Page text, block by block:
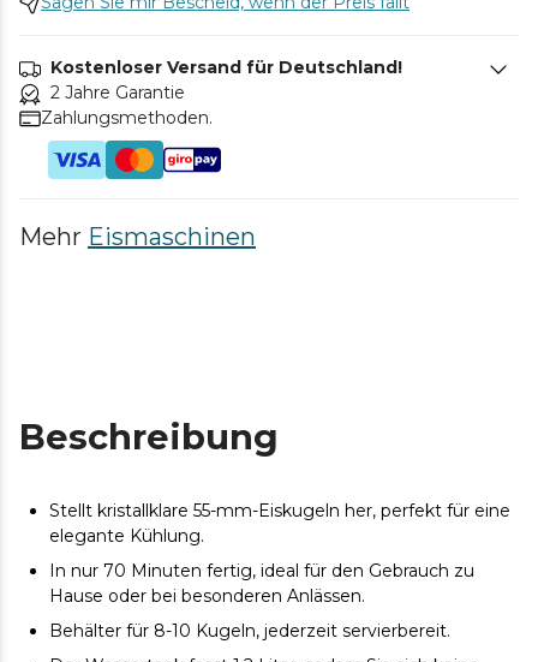
Kostenloser Versand für Deutschland!
2 Jahre Garantie
Zahlungsmethoden.
Mehr Eismaschinen
Beschreibung
Stellt kristallklare 55-mm-Eiskugeln her, perfekt für eine
elegante Kühlung.
In nur 70 Minuten fertig, ideal für den Gebrauch zu
Hause oder bei besonderen Anlässen.
Behälter für 8-10 Kugeln, jederzeit servierbereit.